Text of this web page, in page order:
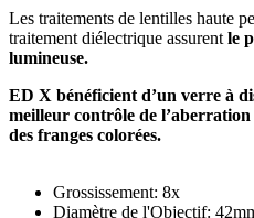
Les traitements de lentilles haute
traitement diélectrique assurent le
lumineuse.
ED X bénéficient d’un verre à
meilleur contrôle de
des franges colorées.
Grossissement: 8x
Diamètre de l'Objectif: